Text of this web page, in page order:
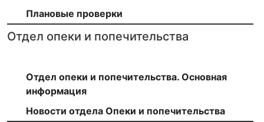
Плановые проверки
Отдел опеки и попечительства
Отдел опеки и попечительства. Основная
информация
Новости отдела Опеки и попечительства